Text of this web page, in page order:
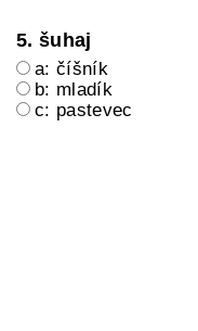
5. šuhaj
a: číšník
b: mladík
c: pastevec